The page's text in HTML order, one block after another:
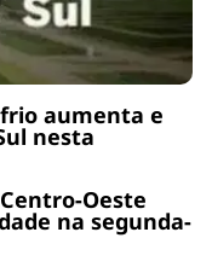
frio aumenta e
nesta
Centro-Oeste
na segunda-